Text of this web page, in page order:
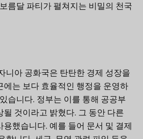
름달 파티가 펼쳐지는 비밀의 천국
니아 공화국은 탄탄한 경제 성장을
에는 보다 효율적인 행정을 운영하
습니다. 정부는 이를 통해 공공부
될 것이라고 밝혔다. 그 동안 다른
용했습니다. 예를 들어 문서 및 결제